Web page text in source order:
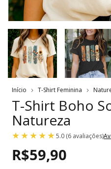
Início T-Shirt Feminina
T-Shirt Boho
Natureza
5.0 (6 avaliações)
R$59,90